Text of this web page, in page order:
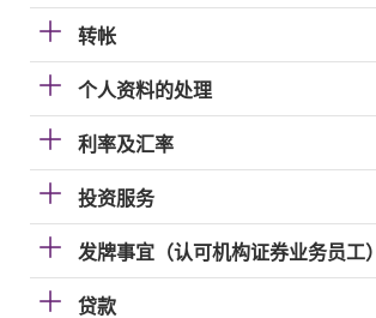
转帐
个人资料的处理
利率及汇率
投资服务
发牌事宜（认可机构证券业务员工）
贷款